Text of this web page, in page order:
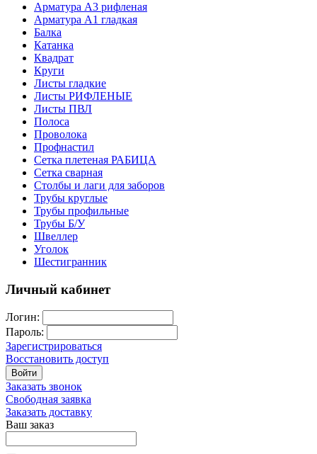
Арматура А3 рифленая
Арматура А1 гладкая
Балка
Катанка
Квадрат
Круги
Листы гладкие
Листы РИФЛЕНЫЕ
Листы ПВЛ
Полоса
Проволока
Профнастил
Сетка плетеная РАБИЦА
Сетка сварная
Столбы и лаги для заборов
Трубы круглые
Трубы профильные
Трубы Б/У
Швеллер
Уголок
Шестигранник
Личный кабинет
Логин:
Пароль:
Зарегистрироваться
Восстановить доступ
Войти
Заказать звонок
Свободная заявка
Заказать доставку
Ваш заказ